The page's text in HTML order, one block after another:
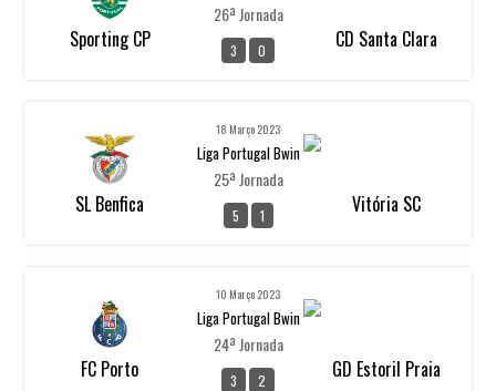
Sporting CP
26ª Jornada
3 0 CD Santa Clara
SL Benfica
18 Março 2023
Liga Portugal Bwin
25ª Jornada
5 1 Vitória SC
FC Porto
10 Março 2023
Liga Portugal Bwin
24ª Jornada
3 2 GD Estoril Praia